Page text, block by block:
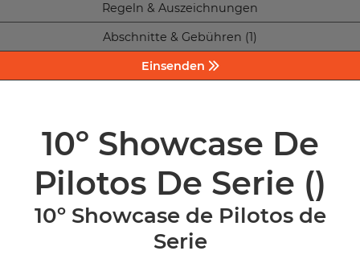
Regeln & Auszeichnungen
Abschnitte & Gebühren (1)
Einsenden
10º Showcase De
Pilotos De Serie ()
10º Showcase de Pilotos de
Serie